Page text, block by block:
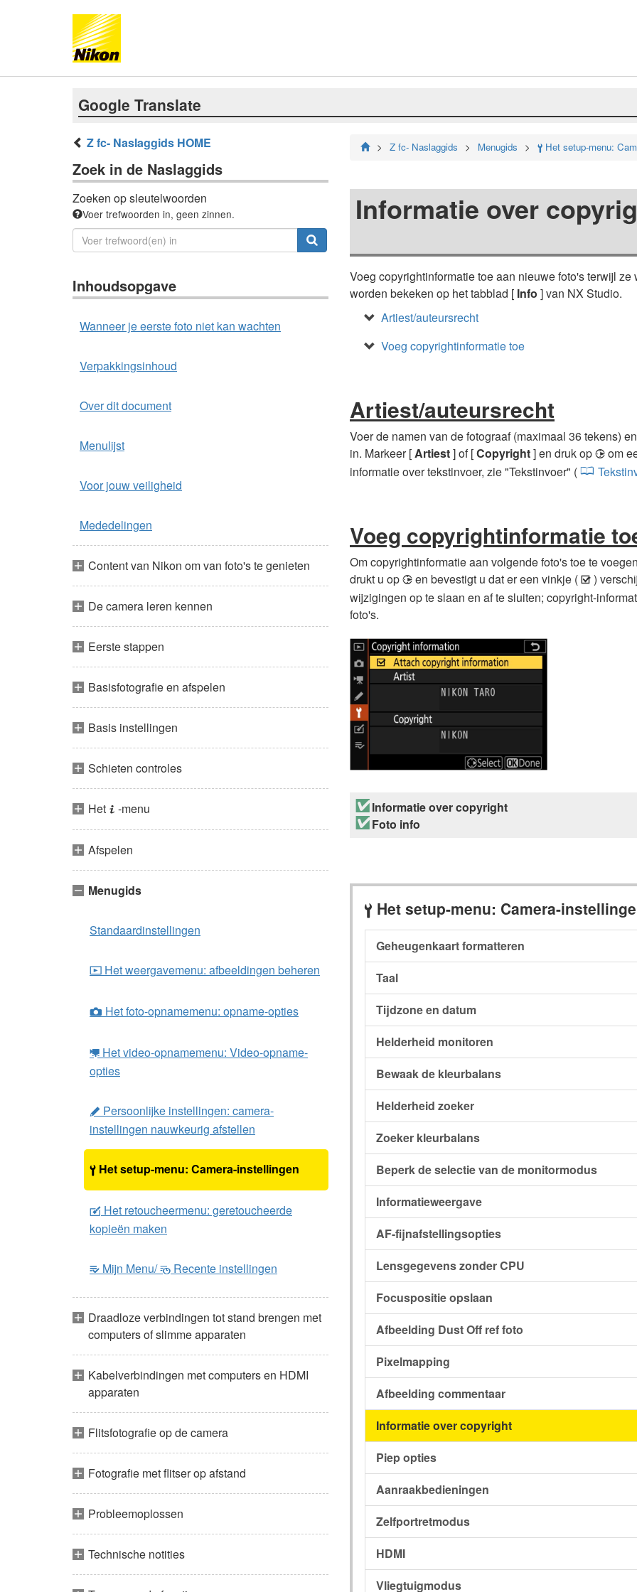
Google Translate
Z fc- Naslaggids HOME
Zoek in de Naslaggids
Zoeken op sleutelwoorden
Voer trefwoorden in, geen zinnen.
Inhoudsopgave
Wanneer je eerste foto niet kan wachten
Verpakkingsinhoud
Over dit document
Menulijst
Voor jouw veiligheid
Mededelingen
Content van Nikon om van foto's te genieten
De camera leren kennen
Eerste stappen
Basisfotografie en afspelen
Basis instellingen
Schieten controles
Het i -menu
Afspelen
Menugids
Standaardinstellingen
D Het weergavemenu: afbeeldingen beheren
C Het foto-opnamemenu: opname-opties
1 Het video-opnamemenu: Video-opname-
opties
A Persoonlijke instellingen: camera-
instellingen nauwkeurig afstellen
B Het setup-menu: Camera-instellingen
N Het retoucheermenu: geretoucheerde
kopieën maken
O Mijn Menu/m Recente instellingen
Draadloze verbindingen tot stand brengen met
computers of slimme apparaten
Kabelverbindingen met computers en HDMI
apparaten
Flitsfotografie op de camera
Fotografie met flitser op afstand
Probleemoplossen
Technische notities
Z fc- Naslaggids Menugids B Het setup-menu:
Informatie over
Voeg copyrightinformatie toe aan nieuwe foto's terwijl
worden bekeken op het tabblad [ Info ] van NX Studio.
Artiest/auteursrecht
Voeg copyrightinformatie toe
Artiest/auteursrecht
Voer de namen van de fotograaf (maximaal 36 tekens)
in. Markeer [Artiest] of [Copyright] en druk op 2 om
informatie over tekstinvoer, zie "Tekstinvoer" (
Voeg copyrightinformatie
Om copyrightinformatie aan volgende foto's toe te
drukt u op 2 en bevestigt u dat er een vinkje ( M )
wijzigingen op te slaan en af te sluiten; copyright-
foto's.
Informatie over copyright
Foto info
B Het setup-menu: Camera-
Geheugenkaart formatteren
Taal
Tijdzone en datum
Helderheid monitoren
Bewaak de kleurbalans
Helderheid zoeker
Zoeker kleurbalans
Beperk de selectie van de monitormodus
Informatieweergave
AF-fijnafstellingsopties
Lensgegevens zonder CPU
Focuspositie opslaan
Afbeelding Dust Off ref foto
Pixelmapping
Afbeelding commentaar
Informatie over copyright
Piep opties
Aanraakbedieningen
Zelfportretmodus
HDMI
Vliegtuigmodus